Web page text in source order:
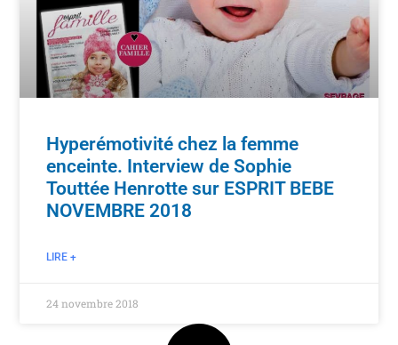
Hyperémotivité chez la femme
enceinte. Interview de Sophie
Touttée Henrotte sur ESPRIT BEBE
NOVEMBRE 2018
LIRE +
24 novembre 2018